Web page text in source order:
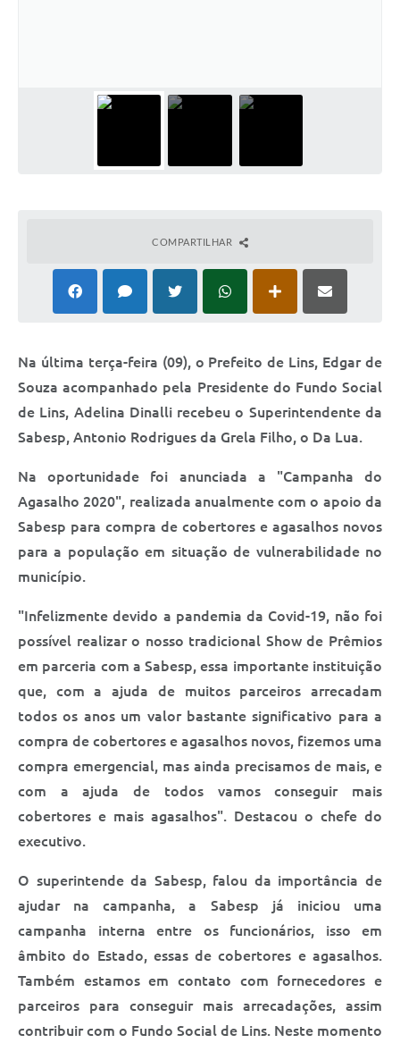
Junta Militar
Educação
Meio Ambiente
Saúde
A Prefeitura
Plano de Contingência 2024-2025 Lins/SP
Tributos
COMPARTILHAR
Na última terça-feira (09), o Prefeito de Lins, Edgar de
Souza acompanhado pela Presidente do Fundo Social
de Lins, Adelina Dinalli recebeu o Superintendente da
Sabesp, Antonio Rodrigues da Grela Filho, o Da Lua.
Na oportunidade foi anunciada a "Campanha do
Agasalho 2020", realizada anualmente com o apoio da
Sabesp para compra de cobertores e agasalhos novos
para a população em situação de vulnerabilidade no
município.
"Infelizmente devido a pandemia da Covid-19, não foi
possível realizar o nosso tradicional Show de Prêmios
em parceria com a Sabesp, essa importante instituição
que, com a ajuda de muitos parceiros arrecadam
todos os anos um valor bastante significativo para a
compra de cobertores e agasalhos novos, fizemos uma
compra emergencial, mas ainda precisamos de mais, e
com a ajuda de todos vamos conseguir mais
cobertores e mais agasalhos". Destacou o chefe do
executivo.
O superintende da Sabesp, falou da importância de
ajudar na campanha, a Sabesp já iniciou uma
campanha interna entre os funcionários, isso em
âmbito do Estado, essas de cobertores e agasalhos.
Também estamos em contato com fornecedores e
parceiros para conseguir mais arrecadações, assim
contribuir com o Fundo Social de Lins. Neste momento